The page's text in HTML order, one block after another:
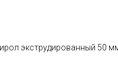
экструдированный 50